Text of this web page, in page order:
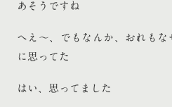
あそうですね
へえ〜、でもなんか、おれも
に思ってた
はい、思ってました